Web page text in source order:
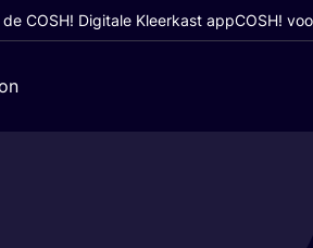
COSH! Digitale Kleerkast appCOSH!